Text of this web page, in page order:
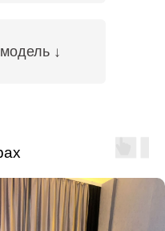
↓